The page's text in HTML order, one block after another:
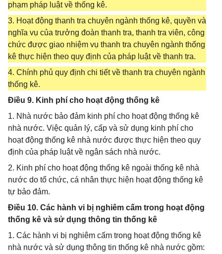
phạm pháp luật về thống kê.
3. Hoạt động thanh tra chuyên ngành thống kê, quyền và
nghĩa vụ của trưởng đoàn thanh tra, thanh tra viên, công
chức được giao nhiệm vụ thanh tra chuyên ngành thống
kê thực hiện theo quy định của pháp luật về thanh tra.
4. Chính phủ quy định chi tiết về thanh tra chuyên ngành
thống kê.
Điều 9. Kinh phí cho hoạt động thống kê
1. Nhà nước bảo đảm kinh phí cho hoạt động thống kê
nhà nước. Việc quản lý, cấp và sử dụng kinh phí cho
hoạt động thống kê nhà nước được thực hiện theo quy
định của pháp luật về ngân sách nhà nước.
2. Kinh phí cho hoạt động thống kê ngoài thống kê nhà
nước do tổ chức, cá nhân thực hiện hoạt động thống kê
tự bảo đảm.
Điều 10. Các hành vi bị nghiêm cấm trong hoạt động
thống kê và sử dụng thông tin thống kê
1. Các hành vi bị nghiêm cấm trong hoạt động thống kê
nhà nước và sử dụng thông tin thống kê nhà nước gồm: